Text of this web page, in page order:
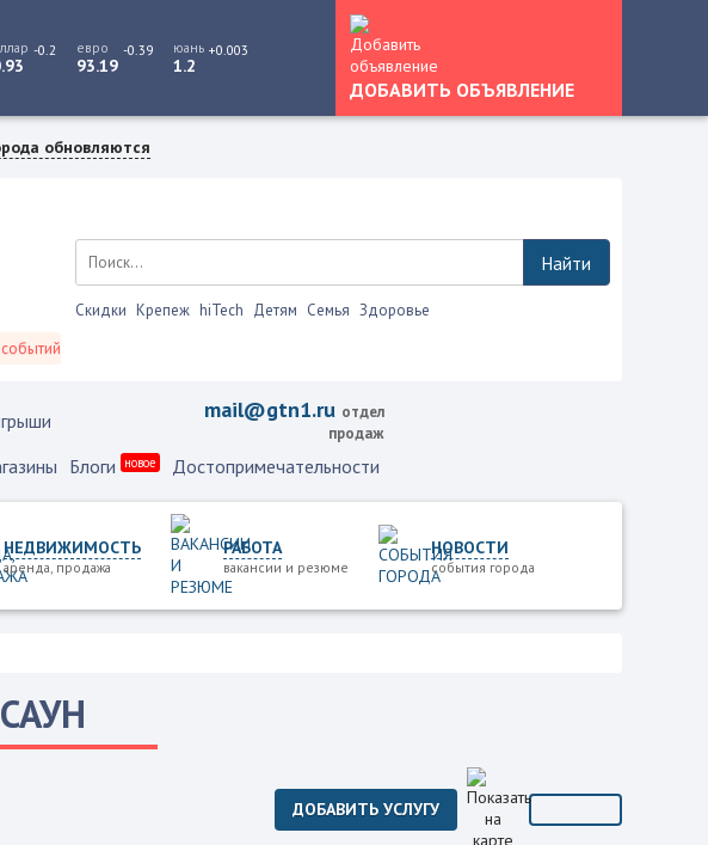
-0.2 евро
93.19
-0.39 юань
1.2
+0.003
ДОБАВИТЬ ОБЪЯВЛЕНИЕ
обновляются
и не только это.
Найти
Скидки Крепеж hiTech Детям Семья Здоровье
mail@gtn1.ru отдел
продаж
Блоги новое Достопримечательности
НЕДВИЖИМОСТЬ
аренда, продажа
РАБОТА
вакансии и резюме
НОВОСТИ
события города
ДОБАВИТЬ УСЛУГУ